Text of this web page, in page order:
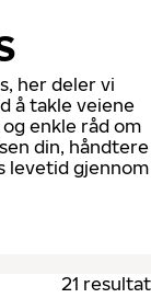
her deler vi
å takle veiene
enkle råd om
din, håndtere
levetid gjennom
21 resultat